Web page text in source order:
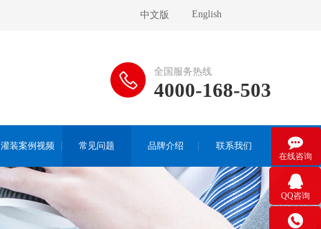
中文版 English
全国服务热线
4000-168-503
灌装案例视频 常见问题 品牌介绍 联系我们 
在线咨询

QQ咨询
